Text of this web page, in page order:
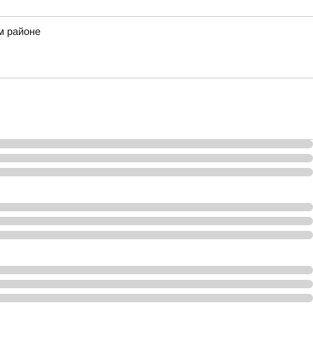
районе